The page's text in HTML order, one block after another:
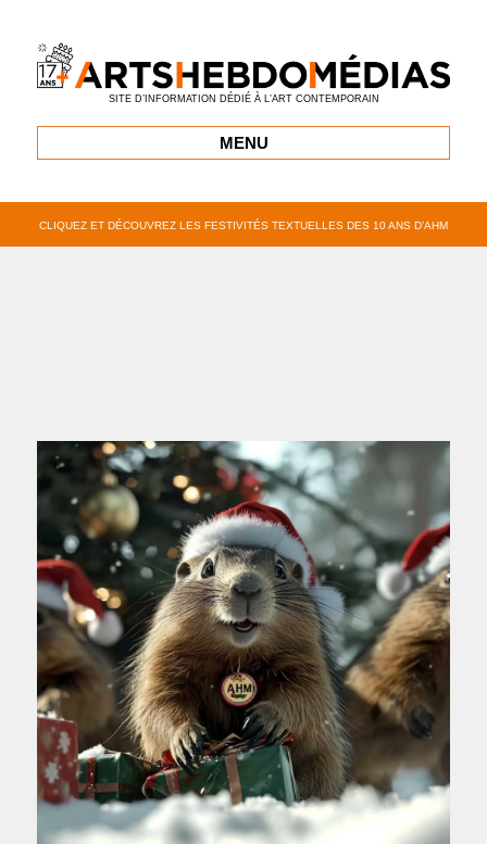
SITE D’INFORMATION DÉDIÉ À L’ART CONTEMPORAIN
MENU
CLIQUEZ ET DÉCOUVREZ LES FESTIVITÉS TEXTUELLES DES 10 ANS D’AHM